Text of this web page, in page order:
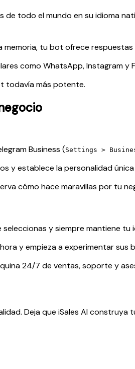
todo el mundo en su idioma
tu bot ofrece
como WhatsApp, Instagram y
todavía más potente.
Business (Settings >
y establece la personalidad
cómo hace maravillas por tu
y siempre mantiene tu
y empieza a experimentar sus
24/7 de ventas, soporte y
Deja que iSales AI construya